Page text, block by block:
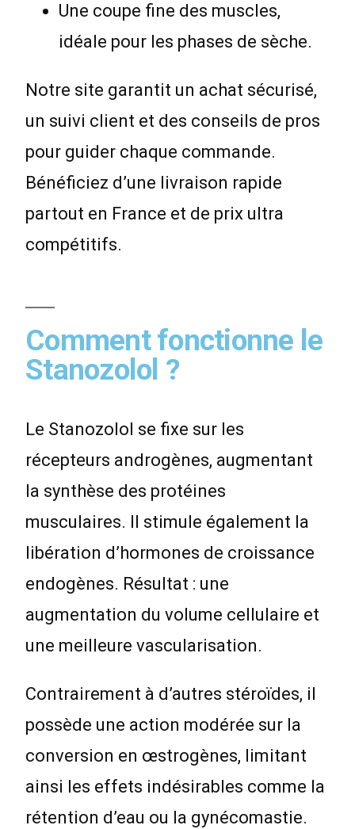
Une coupe fine des muscles,
idéale pour les phases de sèche.
Notre site garantit un achat sécurisé,
un suivi client et des conseils de pros
pour guider chaque commande.
Bénéficiez d’une livraison rapide
partout en France et de prix ultra
compétitifs.
Comment fonctionne le
Stanozolol ?
Le Stanozolol se fixe sur les
récepteurs androgènes, augmentant
la synthèse des protéines
musculaires. Il stimule également la
libération d’hormones de croissance
endogènes. Résultat : une
augmentation du volume cellulaire et
une meilleure vascularisation.
Contrairement à d’autres stéroïdes, il
possède une action modérée sur la
conversion en œstrogènes, limitant
ainsi les effets indésirables comme la
rétention d’eau ou la gynécomastie.